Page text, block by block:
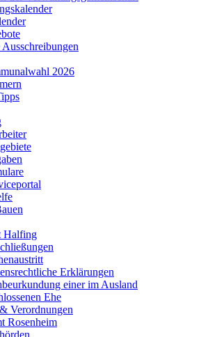
2026
Halfing
Erklärungen
einer im Ausland
Ehe
Verordnungen
Rosenheim